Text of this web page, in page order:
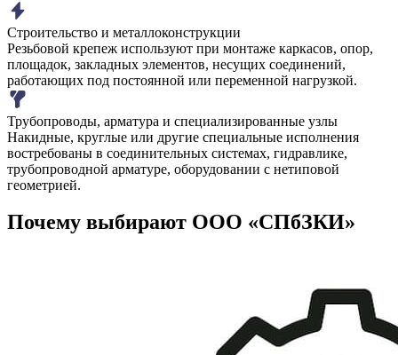
Строительство и металлоконструкции
Резьбовой крепеж используют при монтаже каркасов, опор,
площадок, закладных элементов, несущих соединений,
работающих под постоянной или переменной нагрузкой.
Трубопроводы, арматура и специализированные узлы
Накидные, круглые или другие специальные исполнения
востребованы в соединительных системах, гидравлике,
трубопроводной арматуре, оборудовании с нетиповой
геометрией.
Почему выбирают ООО «СПбЗКИ»